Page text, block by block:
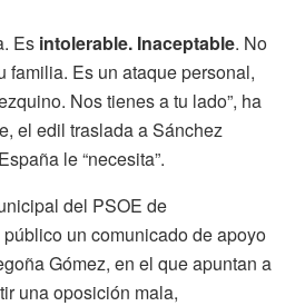
Es intolerable. Inaceptable. No
familia. Es un ataque personal,
Nos tienes a tu lado”, ha
el edil traslada a Sánchez
le “necesita”.
del PSOE de
un comunicado de apoyo
Gómez, en el que apuntan a
una oposición mala,